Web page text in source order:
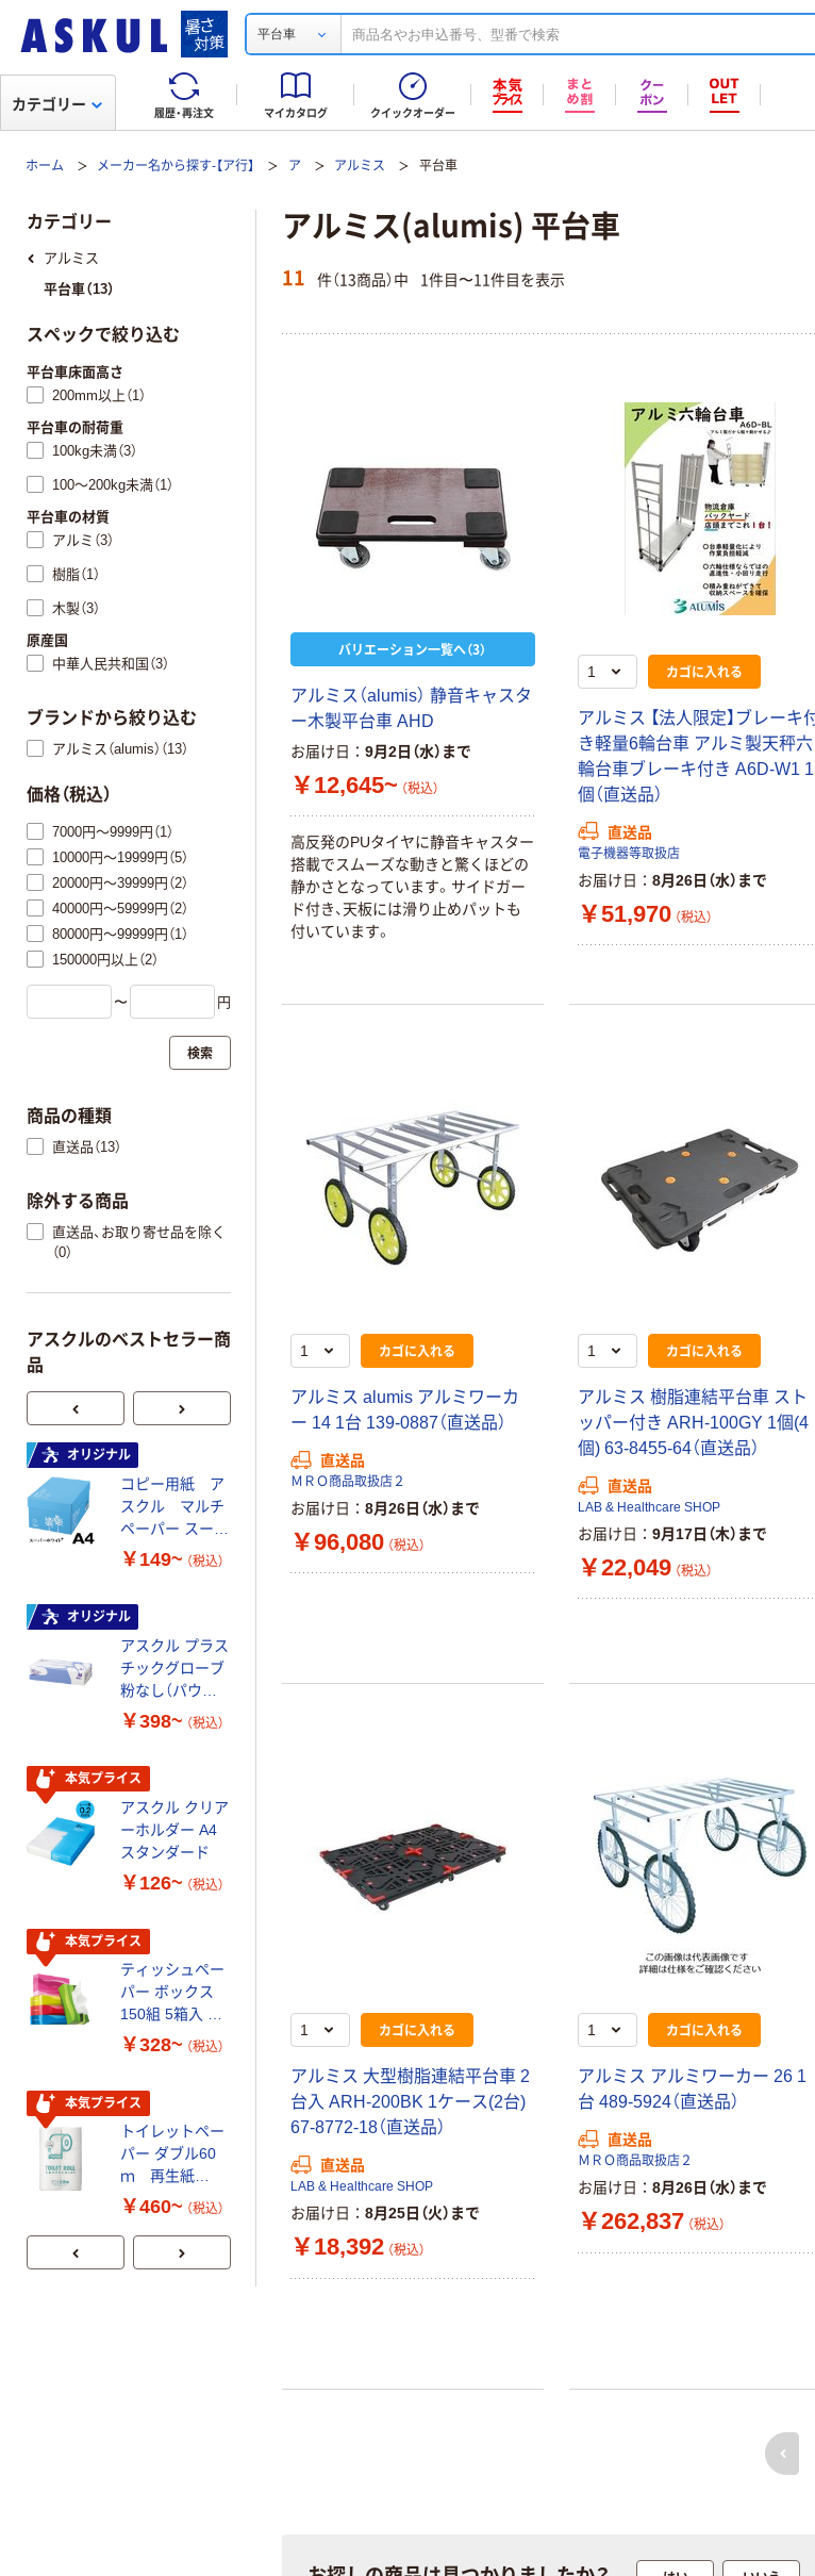
平台車
履歴・再注文 マイカタログ クイックオーダー
カテゴリー
ホーム メーカー名から探す-【ア行】 ア アルミス 平台車
アルミス(alumis) 平台車
11 件（13商品）中 1件目〜11件目を表示
バリエーション一覧へ（3）
アルミス（alumis） 静音キャスタ
ー木製平台車 AHD
お届け日 9月2日（水）まで
￥12,645~ （税込）
高反発のPUタイヤに静音キャスター
搭載でスムーズな動きと驚くほどの
静かさとなっています。サイドガー
ド付き、天板には滑り止めパットも
付いています。
カゴに入れる
アルミス 【法人限定】ブレーキ
き軽量6輪台車 アルミ製天秤六
輪台車ブレーキ付き A6D-W1 1
個（直送品）
直送品
電子機器等取扱店
お届け日 8月26日（水）まで
￥51,970 （税込）
カゴに入れる
アルミス alumis アルミワーカ
ー 14 1台 139-0887（直送品）
直送品
ＭＲＯ商品取扱店２
お届け日 8月26日（水）まで
￥96,080 （税込）
カゴに入れる
アルミス 樹脂連結平台車 スト
ッパー付き ARH-100GY 1個(4
個) 63-8455-64（直送品）
直送品
LAB & Healthcare SHOP
お届け日 9月17日（木）まで
￥22,049 （税込）
カゴに入れる
アルミス 大型樹脂連結平台車 2
台入 ARH-200BK 1ケース(2台)
67-8772-18（直送品）
直送品
LAB & Healthcare SHOP
お届け日 8月25日（火）まで
￥18,392 （税込）
カゴに入れる
アルミス アルミワーカー 26 1
台 489-5924（直送品）
直送品
ＭＲＯ商品取扱店２
お届け日 8月26日（水）まで
￥262,837 （税込）
前へ
カテゴリー
アルミス
平台車（13）
スペックで絞り込む
平台車床面高さ
200mm以上（1）
平台車の耐荷重
100kg未満（3）
100～200kg未満（1）
平台車の材質
アルミ（3）
樹脂（1）
木製（3）
原産国
中華人民共和国（3）
ブランドから絞り込む
アルミス（alumis）（13）
価格（税込）
7000円～9999円（1）
10000円～19999円（5）
20000円～39999円（2）
40000円～59999円（2）
80000円～99999円（1）
150000円以上（2）
〜 円
検索
商品の種類
直送品（13）
除外する商品
直送品、お取り寄せ品を除く
（0）
アスクルのベストセラー商
品
オリジナル
コピー用紙 ア
スクル マルチ
ペーパー スーパ
ーホワイト+
￥149~ （税込）
オリジナル
アスクル プラス
チックグローブ
粉なし（パウダ
ーフリー）
￥398~ （税込）
本気プライス
アスクル クリア
ーホルダー A4
スタンダード
￥126~ （税込）
本気プライス
ティッシュペー
パー ボックス
150組 5箱入 ア
スクル スマート
証
￥328~ （税込）
本気プライス
トイレットペー
パー ダブル60
ｍ 再生紙
100% 6ロール
芯あり FSC認
証
￥460~ （税込）
本気プライス
ペーパータオル
中判 再生紙
FSC認証 シング
ル 大王製紙共同
さしい やわらか
いマスク
￥458~ （税込）
ブ 薄手 粉な
し（パウダーフ
￥298~ （税込）
本気プライス
嬬恋銘水 ナチュ
ラルミネラルウ
ォーター 500ml
付き／2Lラベル
レス 10本
￥1,037~
本気プライス
トイレットペー
パー シングル
120ｍ 再生紙
リサイクル100
芯あり FSC認
￥470~ （税込）
ファーストレイ
ト ホワイト紙コ
ップ
￥374~ （税込）
蛍光オプテック
定モデル) 蛍光
ペン ゼブラ
￥52~ （税込）
オリジナル
スズラン 酒精綿
G バルクタイプ
指定医薬部外品
￥140~